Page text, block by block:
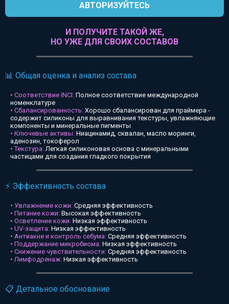
АВТОРИЗУЙТЕСЬ
И ПОЛУЧИТЕ ТАКОЙ ЖЕ,
НО УЖЕ ДЛЯ СВОИХ СОСТАВОВ
📊 Общая оценка и анализ состава
• Соответствие INCI: Полное соответствие международной
номенклатуре
• Сбалансированность: Хорошо сбалансирован для праймера -
содержит силиконы для выравнивания текстуры, увлажняющие
компоненты и минеральные пигменты
• Ключевые активы: Ниацинамид, сквалан, масло моринги,
аденозин, токоферол
• Текстура:Легкая силиконовая основа с минеральными
частицами для создания гладкого покрытия
⚡ Эффективность состава
• Увлажнение кожи: Средняя эффективность
• Питание кожи: Высокая эффективность
• Осветление кожи: Низкая эффективность
• UV-защита: Низкая эффективность
• Антиакне и контроль себума: Средняя эффективность
• Поддержание микробиома: Низкая эффективность
• Снижение чувствительности: Средняя эффективность
• Лимфодренаж: Низкая эффективность
📋 Детальное обоснование